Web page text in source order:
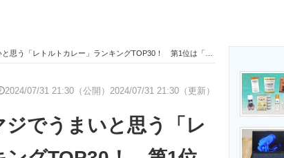
経営リーダーのコミュニティ
製造業のIT導入・活用を支援
レー」ランキングTOP30！ 第1位は「カレーLEE（江崎グリコ）」【2024年最新投票結果】
2024/07/31 21:30（公開） 2024/07/31 21:30（更新）
ジでうまいと思う「レ